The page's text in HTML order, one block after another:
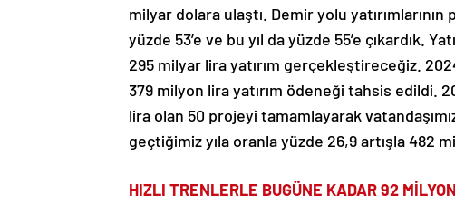
milyar dolara ulaştı. Demir yolu
yüzde 53’e ve bu yıl da yüzde 55’e çıkardık.
295 milyar lira yatırım gerçekleştireceğiz.
379 milyon lira yatırım ödeneği tahsis edildi.
lira olan 50 projeyi tamamlayarak
geçtiğimiz yıla oranla yüzde 26,9 artışla 482
HIZLI TRENLERLE BUGÜNE KADAR 92